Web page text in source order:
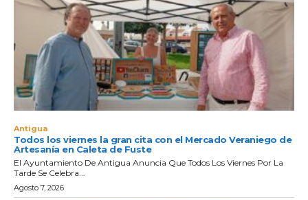
Antigua
Todos los viernes la gran cita con el Mercado Veraniego de
Artesanía en Caleta de Fuste
El Ayuntamiento De Antigua Anuncia Que Todos Los Viernes Por La
Tarde Se Celebra...
Agosto 7, 2026